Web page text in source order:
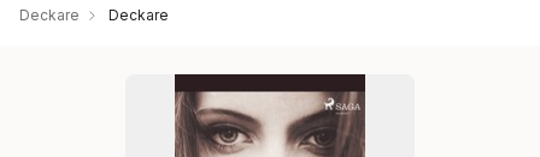
Deckare Deckare